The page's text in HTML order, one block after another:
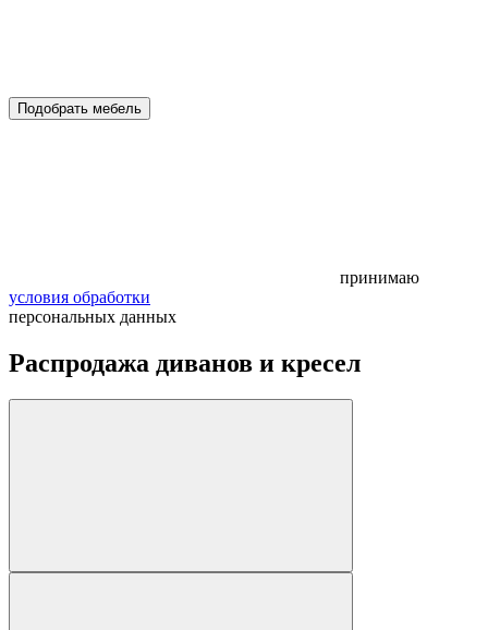
Подобрать мебель
принимаю
условия обработки
персональных данных
Распродажа диванов и кресел